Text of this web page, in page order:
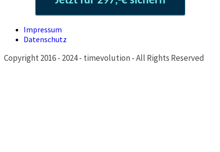
Impressum
Datenschutz
Copyright 2016 - 2024 - timevolution - All Rights Reserved